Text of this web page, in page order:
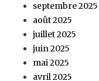
septembre 2025
août 2025
juillet 2025
juin 2025
mai 2025
avril 2025